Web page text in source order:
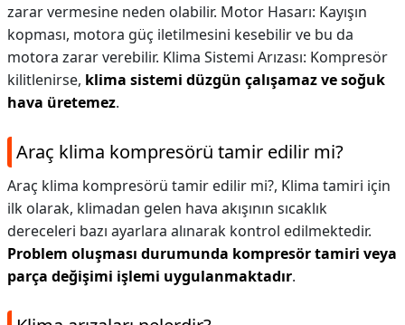
zarar vermesine neden olabilir. Motor Hasarı: Kayışın
kopması, motora güç iletilmesini kesebilir ve bu da
motora zarar verebilir. Klima Sistemi Arızası: Kompresör
kilitlenirse, klima sistemi düzgün çalışamaz ve soğuk
hava üretemez.
Araç klima kompresörü tamir edilir mi?
Araç klima kompresörü tamir edilir mi?, Klima tamiri için
ilk olarak, klimadan gelen hava akışının sıcaklık
dereceleri bazı ayarlara alınarak kontrol edilmektedir.
Problem oluşması durumunda kompresör tamiri veya
parça değişimi işlemi uygulanmaktadır.